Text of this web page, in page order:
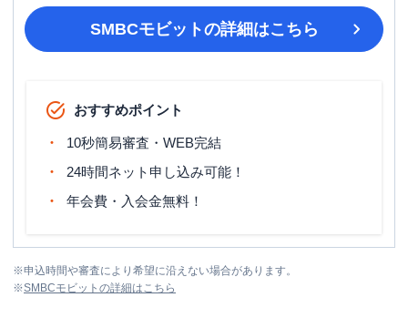
SMBCモビットの詳細はこちら
おすすめポイント
10秒簡易審査・WEB完結
24時間ネット申し込み可能！
年会費・入会金無料！
※申込時間や審査により希望に沿えない場合があります。
※SMBCモビット の詳細はこちら